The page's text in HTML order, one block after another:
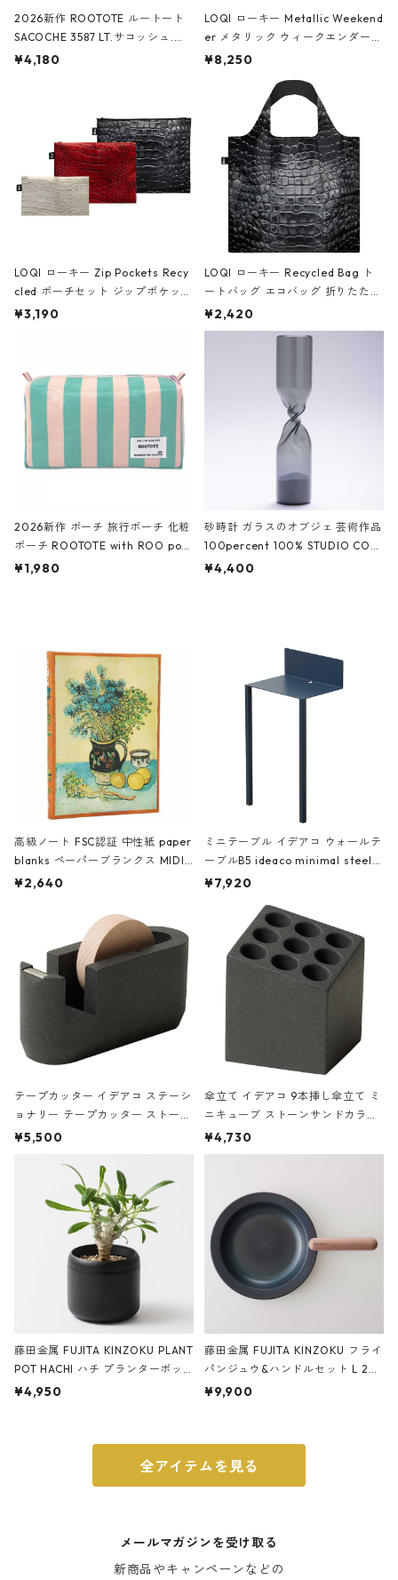
2026新作 ROOTOTE ルートート
SACOCHE 3587 LT.サコッシュ.ル
ミエ-B ショルダーバッグ グロスピ
¥4,180
LOQI ローキー Metallic Weekend
er メタリック ウィークエンダー
ボストンバッグ ショルダーバッグ
Black ジャン=ミッシェル・バスキ
ア/クラウン ブラック
¥8,250
LOQI ローキー Zip Pockets Recy
cled ポーチセット ジップポケット
ファスナーポーチ 撥水加工 トラベ
ーガンディー、オフホワイト
¥3,190
LOQI ローキー Recycled Bag ト
ートバッグ エコバッグ 折りたたみ
大きめ 撥水加工 収納ポーチ CRO
CODILE/Black クロコダイル/ブラ
¥2,420
2026新作 ポーチ 旅行ポーチ 化粧
ポーチ ROOTOTE with ROO pou
ch 3532 ルートート WR.ポーチ.ラ
¥1,980
砂時計 ガラスのオブジェ 芸術作品
100percent 100% STUDIO COH
AKU Timeless 100パーセント ス
¥4,400
高級ノート FSC認証 中性紙 paper
blanks ペーパーブランクス MIDI
ハードカバー 罫線 ヴァン・ゴッホ
¥2,640
ミニテーブル イデアコ ウォールテ
ーブルB5 ideaco minimal steel f
urniture WALL Table B5 ネイビー
¥7,920
テープカッター イデアコ ステーシ
ョナリー テープカッター ストーン
サンドカラー 石調 ideaco Station
¥5,500
傘立て イデアコ 9本挿し傘立て ミ
ニキューブ ストーンサンドカラー
石調 ideaco Umbrella Stand CUB
E ストーンサンドブラック
¥4,730
藤田金属 FUJITA KINZOKU PLANT
POT HACHI ハチ プランターポッ
ト 3号 ブラック
¥4,950
藤田金属 FUJITA KINZOKU フライ
パンジュウ&ハンドルセット L 24c
m ガス火・IH対応 鉄フライパン
¥9,900
全アイテムを見る
メールマガジンを受け取る
新商品やキャンペーンなどの